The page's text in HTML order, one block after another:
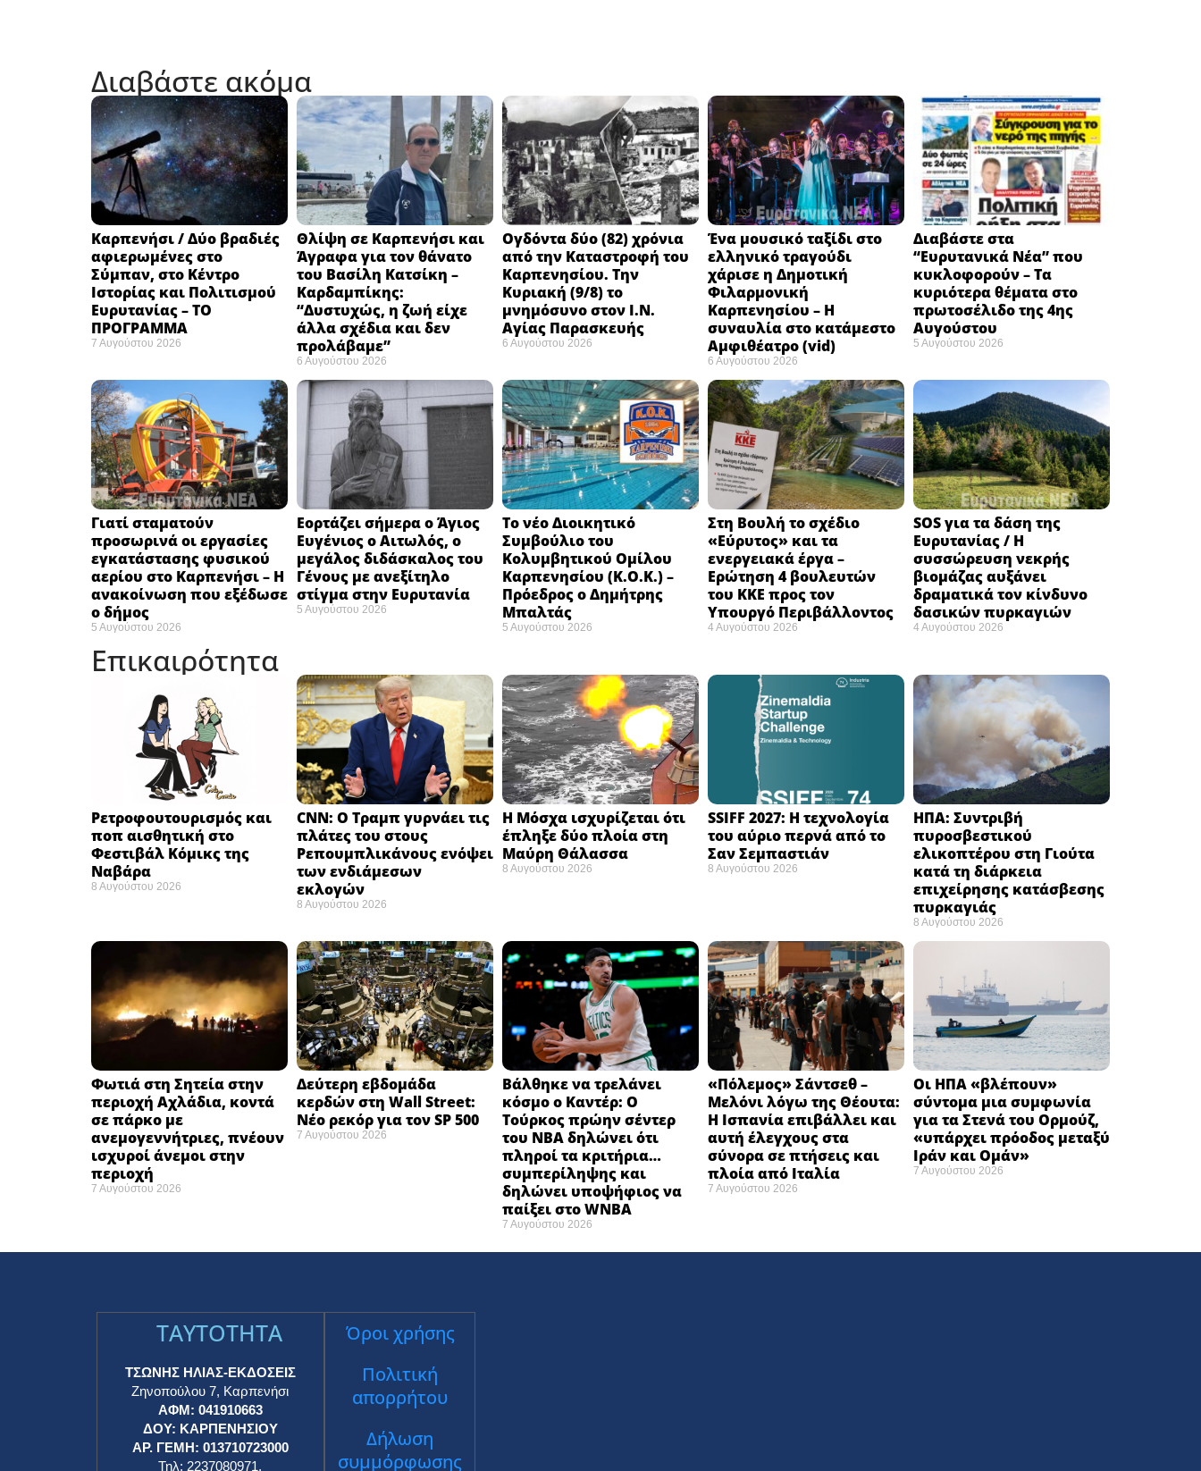
Διαβάστε ακόμα
Καρπενήσι / Δύο βραδιές
αφιερωμένες στο
Σύμπαν, στο Κέντρο
Ιστορίας και Πολιτισμού
Ευρυτανίας – ΤΟ
ΠΡΟΓΡΑΜΜΑ
7 Αυγούστου 2026
Θλίψη σε Καρπενήσι και
Άγραφα για τον θάνατο
του Βασίλη Κατσίκη –
Καρδαμπίκης:
“Δυστυχώς, η ζωή είχε
άλλα σχέδια και δεν
προλάβαμε”
6 Αυγούστου 2026
Ογδόντα δύο (82) χρόνια
από την Καταστροφή του
Καρπενησίου. Την
Κυριακή (9/8) το
μνημόσυνο στον Ι.Ν.
Αγίας Παρασκευής
6 Αυγούστου 2026
Ένα μουσικό ταξίδι στο
ελληνικό τραγούδι
χάρισε η Δημοτική
Φιλαρμονική
Καρπενησίου – Η
συναυλία στο κατάμεστο
Αμφιθέατρο (vid)
6 Αυγούστου 2026
Διαβάστε στα
“Ευρυτανικά Νέα” που
κυκλοφορούν – Τα
κυριότερα θέματα στο
πρωτοσέλιδο της 4ης
Αυγούστου
5 Αυγούστου 2026
Γιατί σταματούν
προσωρινά οι εργασίες
εγκατάστασης φυσικού
αερίου στο Καρπενήσι – Η
ανακοίνωση που εξέδωσε
ο δήμος
5 Αυγούστου 2026
Εορτάζει σήμερα ο Άγιος
Ευγένιος ο Αιτωλός, ο
μεγάλος διδάσκαλος του
Γένους με ανεξίτηλο
στίγμα στην Ευρυτανία
5 Αυγούστου 2026
Το νέο Διοικητικό
Συμβούλιο του
Κολυμβητικού Ομίλου
Καρπενησίου (Κ.Ο.Κ.) –
Πρόεδρος ο Δημήτρης
Μπαλτάς
5 Αυγούστου 2026
Στη Βουλή το σχέδιο
«Εύρυτος» και τα
ενεργειακά έργα –
Ερώτηση 4 βουλευτών
του ΚΚΕ προς τον
Υπουργό Περιβάλλοντος
4 Αυγούστου 2026
SOS για τα δάση της
Ευρυτανίας / Η
συσσώρευση νεκρής
βιομάζας αυξάνει
δραματικά τον κίνδυνο
δασικών πυρκαγιών
4 Αυγούστου 2026
Επικαιρότητα
Ρετροφουτουρισμός και
ποπ αισθητική στο
Φεστιβάλ Κόμικς της
Ναβάρα ​
8 Αυγούστου 2026
CNN: Ο Τραμπ γυρνάει τις
πλάτες του στους
Ρεπουμπλικάνους ενόψει
των ενδιάμεσων
εκλογών ​
8 Αυγούστου 2026
Η Μόσχα ισχυρίζεται ότι
έπληξε δύο πλοία στη
Μαύρη Θάλασσα ​
8 Αυγούστου 2026
SSIFF 2027: Η τεχνολογία
του αύριο περνά από το
Σαν Σεμπαστιάν ​
8 Αυγούστου 2026
ΗΠΑ: Συντριβή
πυροσβεστικού
ελικοπτέρου στη Γιούτα
κατά τη διάρκεια
επιχείρησης κατάσβεσης
πυρκαγιάς ​
8 Αυγούστου 2026
Φωτιά στη Σητεία στην
περιοχή Αχλάδια, κοντά
σε πάρκο με
ανεμογεννήτριες, πνέουν
ισχυροί άνεμοι στην
περιοχή
7 Αυγούστου 2026
Δεύτερη εβδομάδα
κερδών στη Wall Street:
Νέο ρεκόρ για τον SP 500
7 Αυγούστου 2026
Βάλθηκε να τρελάνει
κόσμο ο Καντέρ: Ο
Τούρκος πρώην σέντερ
του NBA δηλώνει ότι
πληροί τα κριτήρια…
συμπερίληψης και
δηλώνει υποψήφιος να
παίξει στο WNBA
7 Αυγούστου 2026
«Πόλεμος» Σάντσεθ –
Μελόνι λόγω της Θέουτα:
Η Ισπανία επιβάλλει και
αυτή έλεγχους στα
σύνορα σε πτήσεις και
πλοία από Ιταλία
7 Αυγούστου 2026
Οι ΗΠΑ «βλέπουν»
σύντομα μια συμφωνία
για τα Στενά του Ορμούζ,
«υπάρχει πρόοδος μεταξύ
Ιράν και Ομάν»
7 Αυγούστου 2026
TAYTOTHTA
ΤΣΩΝΗΣ ΗΛΙΑΣ-ΕΚΔΟΣΕΙΣ
Ζηνοπούλου 7, Καρπενήσι
ΑΦΜ: 041910663
ΔΟΥ: ΚΑΡΠΕΝΗΣΙΟΥ
ΑΡ. ΓΕΜΗ: 013710723000
Τηλ: 2237080971,
Όροι χρήσης
Πολιτική
απορρήτου
Δήλωση
συμμόρφωσης